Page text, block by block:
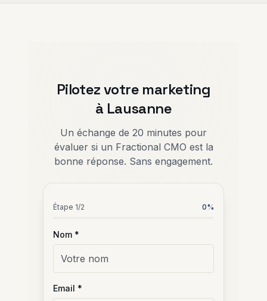
Pilotez votre marketing
à Lausanne
Un échange de 20 minutes pour
évaluer si un Fractional CMO est la
bonne réponse. Sans engagement.
Étape 1/2 0%
Nom *
Email *